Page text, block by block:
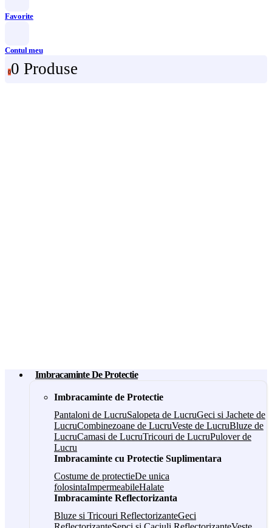
Favorite
Contul meu
00 Produse
Imbracaminte De Protectie
Imbracaminte de Protectie
Pantaloni de LucruSalopeta de LucruGeci si Jachete de
LucruCombinezoane de LucruVeste de LucruBluze de
LucruCamasi de LucruTricouri de LucruPulover de
Lucru
Imbracaminte cu Protectie Suplimentara
Costume de protectieDe unica
folosintaImpermeabileHalate
Imbracaminte Reflectorizanta
Bluze si Tricouri ReflectorizanteGeci